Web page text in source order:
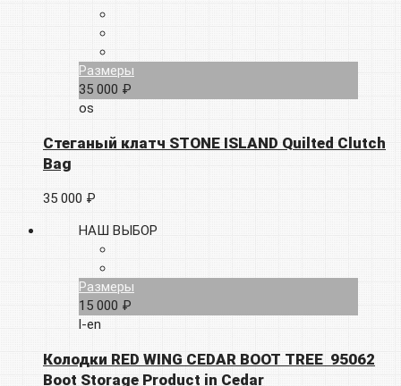
Размеры
35 000 ₽
os
Cтеганый клатч STONE ISLAND Quilted Clutch
Bag
35 000 ₽
НАШ ВЫБОР
Размеры
15 000 ₽
l-en
Колодки RED WING CEDAR BOOT TREE 95062
Boot Storage Product in Cedar